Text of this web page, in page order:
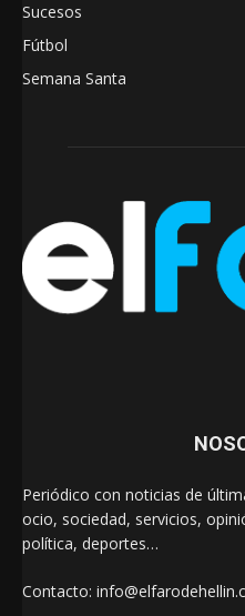
Sucesos
Fútbol
Semana Santa
Periódico con noticias de
ocio, sociedad, servicios,
política, deportes…
Contacto: